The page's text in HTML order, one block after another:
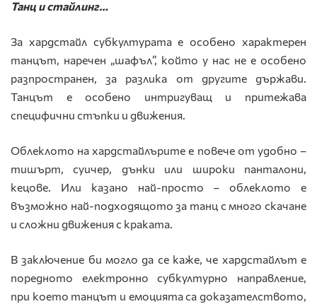
Танц и стайлинг…
За хардстайл субкултурата е особено характерен
танцът, наречен „шафъл”, който у нас не е особено
разпространен, за разлика от другите държави.
Танцът е особено интригуващ и притежава
специфични стъпки и движения.
Облеклото на хардстайлърите е повече от удобно –
тишърт, суичер, дънки или широки панталони,
кецове. Или казано най-просто – облеклото е
възможно най-подходящото за танц с много скачане
и сложни движения с краката.
В заключение би могло да се каже, че хардстайлът е
поредното електронно субкултурно направление,
при което танцът и емоцията са доказателството,